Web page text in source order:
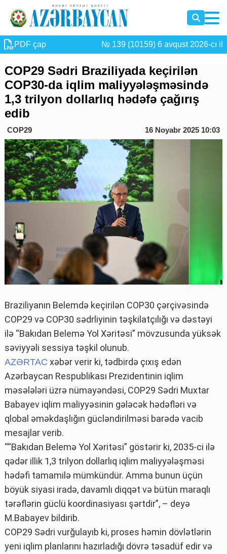
PDF çap № 139 (10159) 6 avqust 2026-cı il
COP29 Sədri Braziliyada keçirilən
COP30-da iqlim maliyyələşməsində
1,3 trilyon dollarlıq hədəfə çağırış
edib
COP29 16 Noyabr 2025 10:03
Braziliyanın Belemdə keçirilən COP30 çərçivəsində
COP29 və COP30 sədrliyinin təşkilatçılığı və dəstəyi
ilə “Bakıdan Belemə Yol Xəritəsi” mövzusunda yüksək
səviyyəli sessiya təşkil olunub.
AZƏRTAC xəbər verir ki, tədbirdə çıxış edən
Azərbaycan Respublikası Prezidentinin iqlim
məsələləri üzrə nümayəndəsi, COP29 Sədri Muxtar
Babayev iqlim maliyyəsinin gələcək hədəfləri və
qlobal əməkdaşlığın gücləndirilməsi barədə vacib
mesajlar verib.
““Bakıdan Belemə Yol Xəritəsi” göstərir ki, 2035-ci ilə
qədər illik 1,3 trilyon dollarlıq iqlim maliyyələşməsi
hədəfi tamamilə mümkündür. Amma bunun üçün
böyük siyasi iradə, davamlı diqqət və bütün maraqlı
tərəflərin güclü koordinasiyası şərtdir”, – deyə
M.Babayev bildirib.
COP29 Sədri vurğulayıb ki, proses həmin dövlətlərin
yeni iqlim planlarını hazırladığı dövrə təsadüf edir və